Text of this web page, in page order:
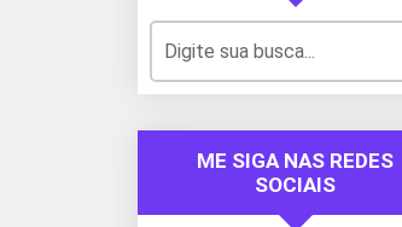
ME SIGA NAS REDES
SOCIAIS